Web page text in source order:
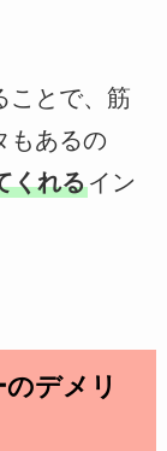
ことで、筋
もあるの
くれるイン
デメリ